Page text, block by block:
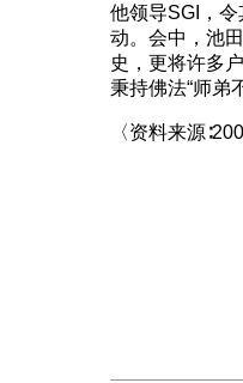
他领导SGI，
动。会中，池
史，更将许多
秉持佛法“师弟
〈资料来源